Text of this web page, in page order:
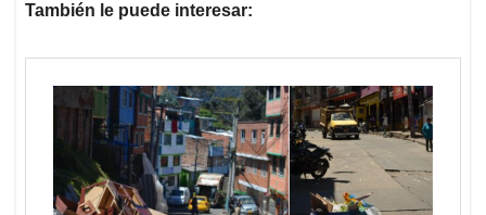
También le puede interesar: